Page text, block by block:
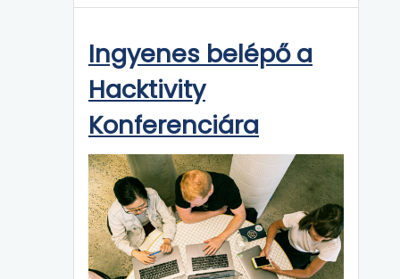
Ingyenes belépő a
Hacktivity
Konferenciára